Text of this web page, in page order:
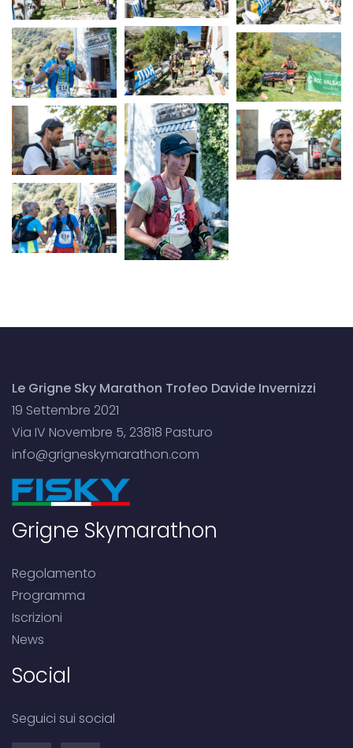
Le Grigne Sky Marathon Trofeo Davide Invernizzi
19 Settembre 2021
Via IV Novembre 5, 23818 Pasturo
info@grigneskymarathon.com
Grigne Skymarathon
Regolamento
Programma
Iscrizioni
News
Social
Seguici sui social